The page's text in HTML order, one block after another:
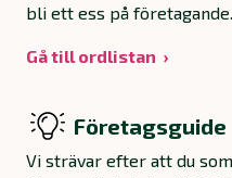
bli ett ess på företagande.
Gå till ordlistan
Företagsguide
Vi strävar efter att du